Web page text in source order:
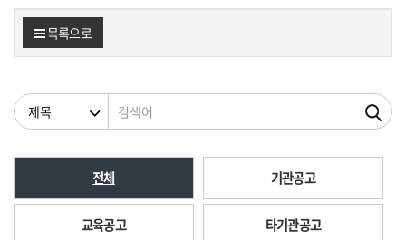
목록으로
검색조건 검색어
전체 기관공고
교육공고 타기관공고